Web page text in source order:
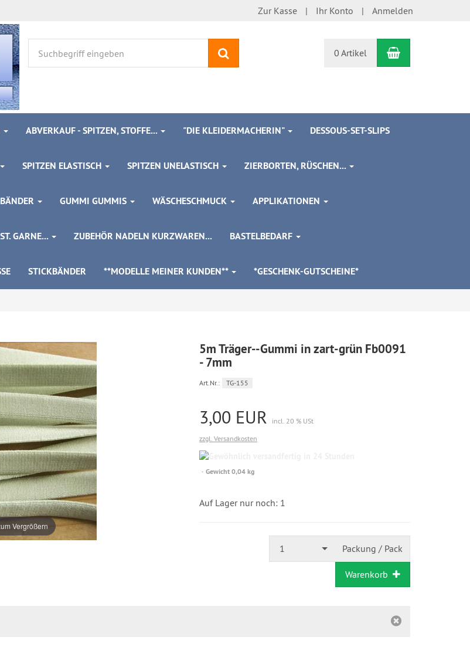
Zur Kasse Ihr Konto Anmelden
0 Artikel Warenkorb
ABVERKAUF - SPITZEN, STOFFE... "DIE KLEIDERMACHERIN" DESSOUS-SET-SLIPS
SPITZEN ELASTISCH SPITZEN UNELASTISCH ZIERBORTEN, RÜSCHEN...
GUMMI GUMMIS WÄSCHESCHMUCK APPLIKATIONEN
GARNE... ZUBEHÖR NADELN KURZWAREN... BASTELBEDARF
STICKBÄNDER **MODELLE MEINER KUNDEN** *GESCHENK-GUTSCHEINE*
Vergrößern
5m Träger--Gummi in zart-grün Fb0091
- 7mm
Art.Nr.: TG-155
3,00 EUR
incl. 20 % USt
zzgl. Versandkosten
Gewicht 0,04 kg
Auf Lager nur noch: 1
1 Packung / Pack
Warenkorb